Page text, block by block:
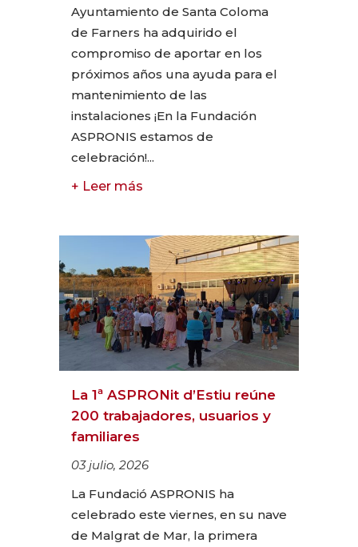
Ayuntamiento de Santa Coloma
de Farners ha adquirido el
compromiso de aportar en los
próximos años una ayuda para el
mantenimiento de las
instalaciones ¡En la Fundación
ASPRONIS estamos de
celebración!...
+ Leer más
La 1ª ASPRONit d’Estiu reúne
200 trabajadores, usuarios y
familiares
03 julio, 2026
La Fundació ASPRONIS ha
celebrado este viernes, en su nave
de Malgrat de Mar, la primera